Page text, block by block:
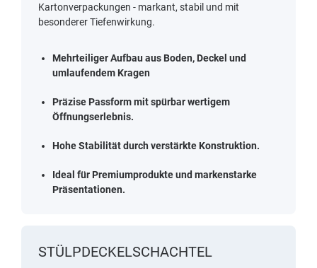
Kartonverpackungen - markant, stabil und mit
besonderer Tiefenwirkung.
Mehrteiliger Aufbau aus Boden, Deckel und
umlaufendem Kragen
Präzise Passform mit spürbar wertigem
Öffnungserlebnis.
Hohe Stabilität durch verstärkte Konstruktion.
Ideal für Premiumprodukte und markenstarke
Präsentationen.
STÜLPDECKELSCHACHTEL